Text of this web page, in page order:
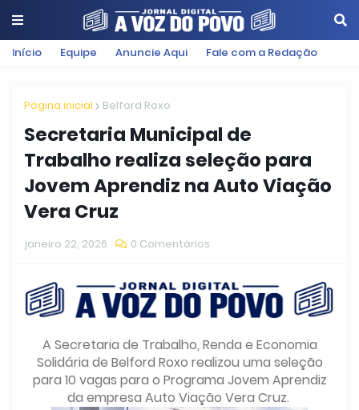
Início Equipe Anuncie Aqui Fale com a Redação
Página inicial Belford Roxo
Secretaria Municipal de
Trabalho realiza seleção para
Jovem Aprendiz na Auto Viação
Vera Cruz
janeiro 22, 2026 0 Comentários
A Secretaria de Trabalho, Renda e Economia
Solidária de Belford Roxo realizou uma seleção
para 10 vagas para o Programa Jovem Aprendiz
da empresa Auto Viação Vera Cruz.